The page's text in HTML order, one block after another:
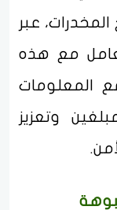
عبر
مع هذه
المعلومات
وتعزيز